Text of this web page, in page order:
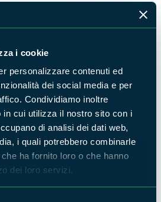
i cookie
personalizzare contenuti ed
dei social media e per
Condividiamo inoltre
in cui utilizza il nostro sito con i
di analisi dei dati web,
i quali potrebbero combinarle
ha fornito loro o che hanno
dei loro servizi.
- 100 anni. Pasolini